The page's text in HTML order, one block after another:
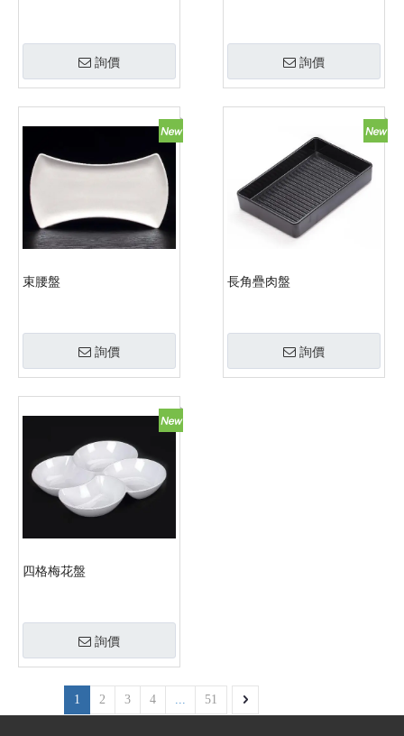
詢價 詢價
束腰盤
詢價
長角疊肉盤
詢價
四格梅花盤
詢價
1 2 3 4 51